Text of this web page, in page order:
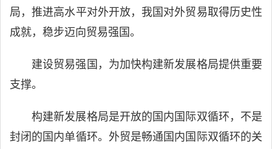
局，推进高水平对外开放，我国对外贸易取得历史性
成就，稳步迈向贸易强国。
建设贸易强国，为加快构建新发展格局提供重要
支撑。
构建新发展格局是开放的国内国际双循环，不是
封闭的国内单循环。外贸是畅通国内国际双循环的关